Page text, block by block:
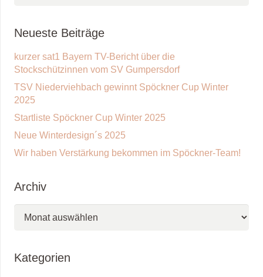
Neueste Beiträge
kurzer sat1 Bayern TV-Bericht über die
Stockschützinnen vom SV Gumpersdorf
TSV Niederviehbach gewinnt Spöckner Cup Winter
2025
Startliste Spöckner Cup Winter 2025
Neue Winterdesign´s 2025
Wir haben Verstärkung bekommen im Spöckner-Team!
Archiv
Kategorien